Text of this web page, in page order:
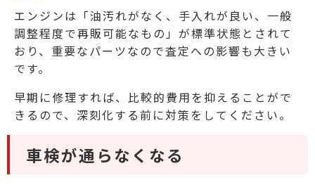
エンジンは「油汚れがなく、手入れが良い、一般
調整程度で再販可能なもの」が標準状態とされて
おり、重要なパーツなので査定への影響も大きい
です。
早期に修理すれば、比較的費用を抑えることがで
きるので、深刻化する前に対策をしてください。
車検が通らなくなる